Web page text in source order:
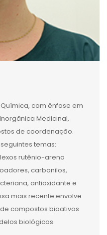
com ênfase em
Medicinal,
de coordenação.
temas:
rutênio-areno
carbonilos,
antioxidante e
mais recente envolve
compostos bioativos
biológicos.